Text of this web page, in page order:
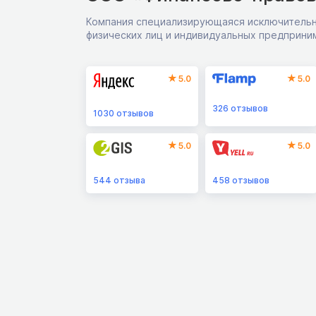
Компания специализирующаяся
физических лиц и индивидуальных
5.0
1030 отзывов
5.0
326 отзывов
5.0
544 отзыва
5.0
458 отзывов